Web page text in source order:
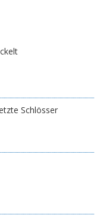
Schlösser